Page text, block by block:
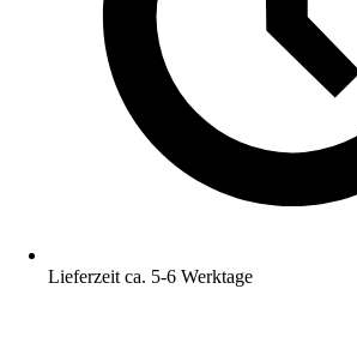
Lieferzeit ca. 5-6 Werktage